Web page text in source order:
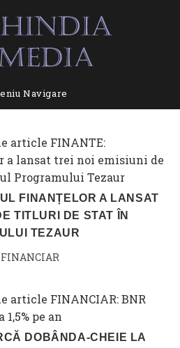
Navigare
FINANȚELOR A LANSAT
TITLURI DE STAT ÎN
TEZAUR
Post
FINANCIAR
DOBÂNDA-CHEIE LA